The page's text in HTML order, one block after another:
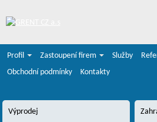
Profil
Zastoupení firem Služby
Obchodní podmínky
Kontakty
Výprodej